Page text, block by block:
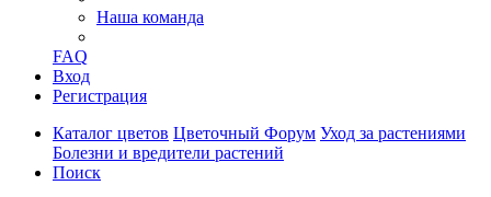
Наша команда
FAQ
Вход
Регистрация
Каталог цветов Цветочный Форум Уход за растениями
Болезни и вредители растений
Поиск